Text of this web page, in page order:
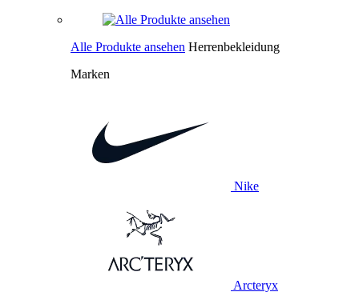
Alle Produkte ansehen Herrenbekleidung
Marken
Nike
Arcteryx